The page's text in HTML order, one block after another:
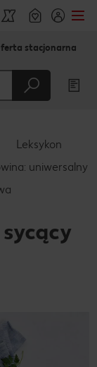
stacjonarna
Leksykon
uniwersalny